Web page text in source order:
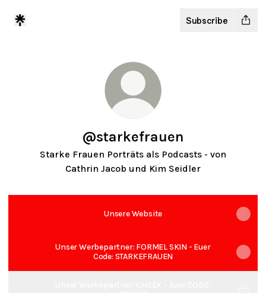
Subscribe
@starkefrauen
Starke Frauen Porträts als Podcasts - von
Cathrin Jacob und Kim Seidler
Unsere Website
Unser Werbepartner: FORMEL SKIN - Euer
Code: STARKEFRAUEN